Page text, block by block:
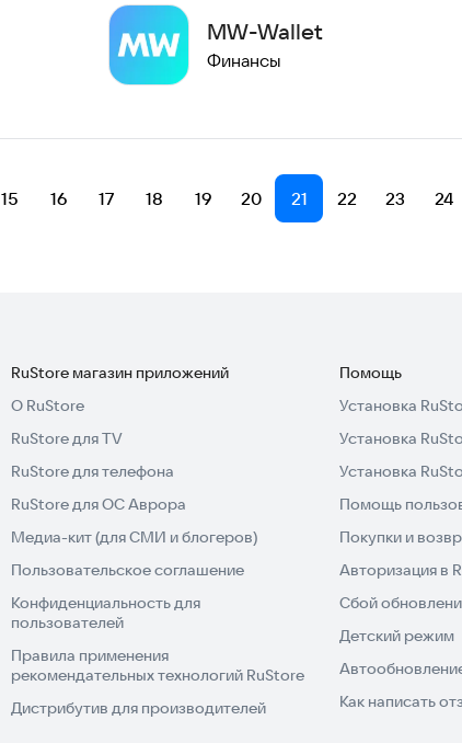
MW-Wallet
Финансы
15 16 17 18 19 20 21 22 23 24
RuStore магазин приложений
О RuStore
RuStore для TV
RuStore для телефона
RuStore для ОС Аврора
Медиа-кит (для СМИ и блогеров)
Пользовательское соглашение
Конфиденциальность для
пользователей
Правила применения
рекомендательных технологий RuStore
Дистрибутив для производителей
Помощь
Установка
Установка
Установка
Помощь
Покупки и
Авторизация в
Сбой
Детский режим
Как написать